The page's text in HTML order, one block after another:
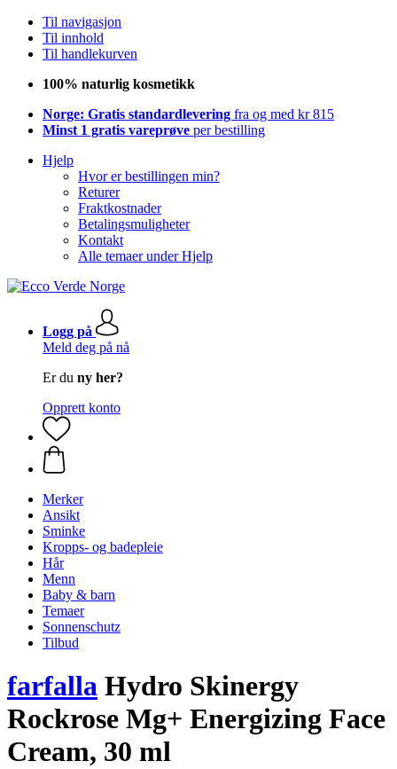
Til navigasjon
Til innhold
Til handlekurven
100% naturlig kosmetikk
Norge: Gratis standardlevering fra og med kr 815
Minst 1 gratis vareprøve per bestilling
Hjelp
Hvor er bestillingen min?
Returer
Fraktkostnader
Betalingsmuligheter
Kontakt
Alle temaer under Hjelp
Logg på
Meld deg på nå
Er du ny her?
Opprett konto
Merker
Ansikt
Sminke
Kropps- og badepleie
Hår
Menn
Baby & barn
Temaer
Sonnenschutz
Tilbud
farfalla Hydro Skinergy
Rockrose Mg+ Energizing Face
Cream, 30 ml